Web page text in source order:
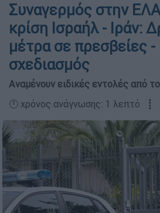
Συναγερμός στην
κρίση Ισραήλ - Ιράν:
μέτρα σε πρεσβείες -
σχεδιασμός
Αναμένουν ειδικές εντολές από
🕛 χρόνος ανάγνωσης: 1 λεπτό ┋